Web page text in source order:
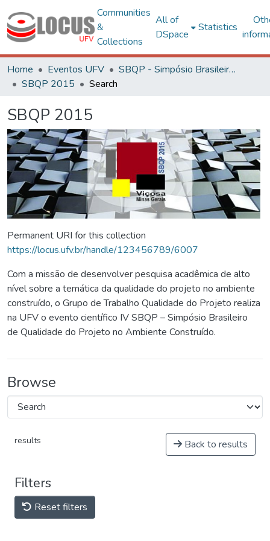
Communities
&
Collections
All of
DSpace
Statistics
Home Eventos UFV
SBQP - Simpósio Brasileiro de Qualidade do Projeto no Ambiente Construído
SBQP 2015
Search
SBQP 2015
Permanent URI for this collection
https://locus.ufv.br/handle/123456789/6007
Com a missão de desenvolver pesquisa acadêmica de alto
nível sobre a temática da qualidade do projeto no ambiente
construído, o Grupo de Trabalho Qualidade do Projeto realiza
na UFV o evento científico IV SBQP – Simpósio Brasileiro
de Qualidade do Projeto no Ambiente Construído.
Browse
results Back to results
Filters
Reset filters